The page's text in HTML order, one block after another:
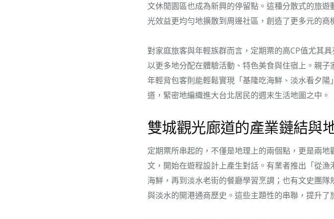
文休閒園區也成為新興的停留點。這種分散式的旅
光效益更均勻地擴散到周邊社區，創造了更多元的商
對家庭旅客與年輕族群而言，定期票的高CP值尤其
以更多地分配在體驗活動、特色美食與住宿上。親
年輕背包客則能輕鬆實現「基隆吃海鮮、淡水看夕
道，緊密地編織進大台北居民的週末生活地圖之中。
雙城觀光廊道的產業鏈結與
定期票所串起的，不僅是地理上的兩個點，更是兩
文，開始在遊程設計上產生對話。有業者推出「從
海鮮，再到淡水老街的餐廳學習烹調；也有文史團
與淡水的開港通商歷史。這些主題性的串聯，提升了